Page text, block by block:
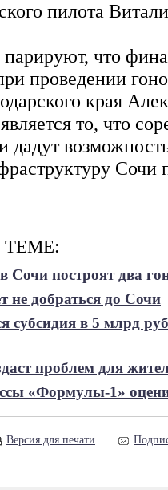
пилота
что
проведении
края
то, что
дадут
построят два
не добраться до Сочи
субсидия в 5 млрд
проблем для
«Формулы-1»
Версия для печати